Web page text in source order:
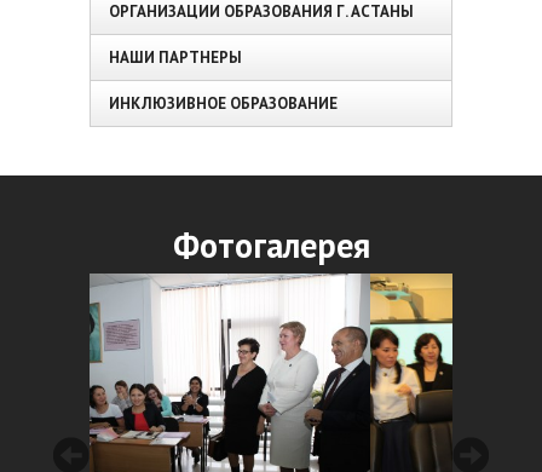
ОРГАНИЗАЦИИ ОБРАЗОВАНИЯ Г. АСТАНЫ
НАШИ ПАРТНЕРЫ
ИНКЛЮЗИВНОЕ ОБРАЗОВАНИЕ
Фотогалерея